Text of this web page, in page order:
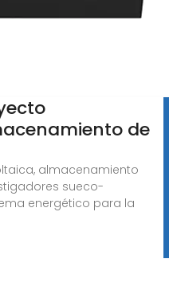
de
almacenamiento
sueco-
energético para la